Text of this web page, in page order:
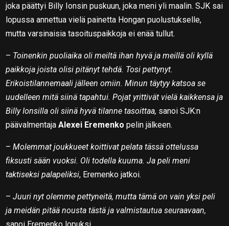
joka päättyi Billy Ionsin puskuun, joka meni yli maalin. SJK sai
lopussa annettua vielä painetta Hongan puolustukselle,
mutta varsinaisia tasoituspaikkoja ei enää tullut.
– Toinenkin puoliaika oli meiltä ihan hyvä ja meillä oli kyllä
paikkoja joista olisi pitänyt tehdä. Tosi pettynyt.
Erikoistilannemaali jälleen omiin. Minun täytyy katsoa se
uudelleen mitä siinä tapahtui. Pojat yrittivät vielä kaikkensa ja
Billy Ionsilla oli siinä hyvä tilanne tasoittaa, sanoi SJK:n
päävalmentajaAlexei Eremenko pelin jälkeen.
–Molemmat joukkueet koittivat pelata tässä ottelussa
fiksusti sään vuoksi. Oli todella kuuma. Ja peli meni
taktiseksi palapeliksi, Eremenko jatkoi.
–Juuri nyt olemme pettyneitä, mutta tämä on vain yksi peli
ja meidän pitää nousta tästä ja valmistautua seuraavaan,
sanoi Eremenko lopuksi.